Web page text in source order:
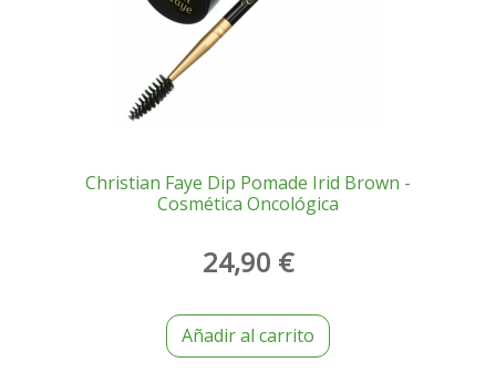
Christian Faye Dip Pomade Irid Brown -
Cosmética Oncológica
24,90 €
Añadir al carrito